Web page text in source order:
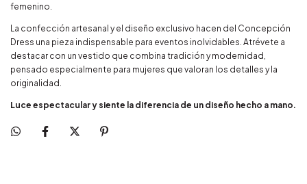
femenino.
La confección artesanal y el diseño exclusivo hacen del Concepción
Dress una pieza indispensable para eventos inolvidables. Atrévete a
destacar con un vestido que combina tradición y modernidad,
pensado especialmente para mujeres que valoran los detalles y la
originalidad.
Luce espectacular y siente la diferencia de un diseño hecho a mano.